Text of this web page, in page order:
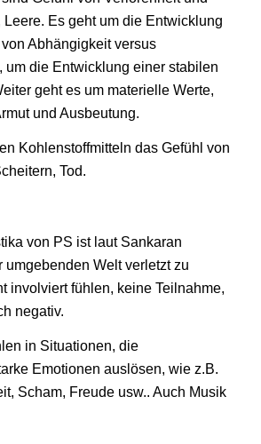
Leere. Es geht um die Entwicklung
Abhängigkeit versus
um die Entwicklung einer stabilen
geht es um materielle Werte,
und Ausbeutung.
Kohlenstoffmitteln das Gefühl von
Tod.
von PS ist laut Sankaran
umgebenden Welt verletzt zu
involviert fühlen, keine Teilnahme,
negativ.
in Situationen, die
Emotionen auslösen, wie z.B.
Scham, Freude usw.. Auch Musik